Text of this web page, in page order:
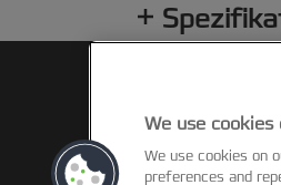
We use
We use cookies on
preferences and